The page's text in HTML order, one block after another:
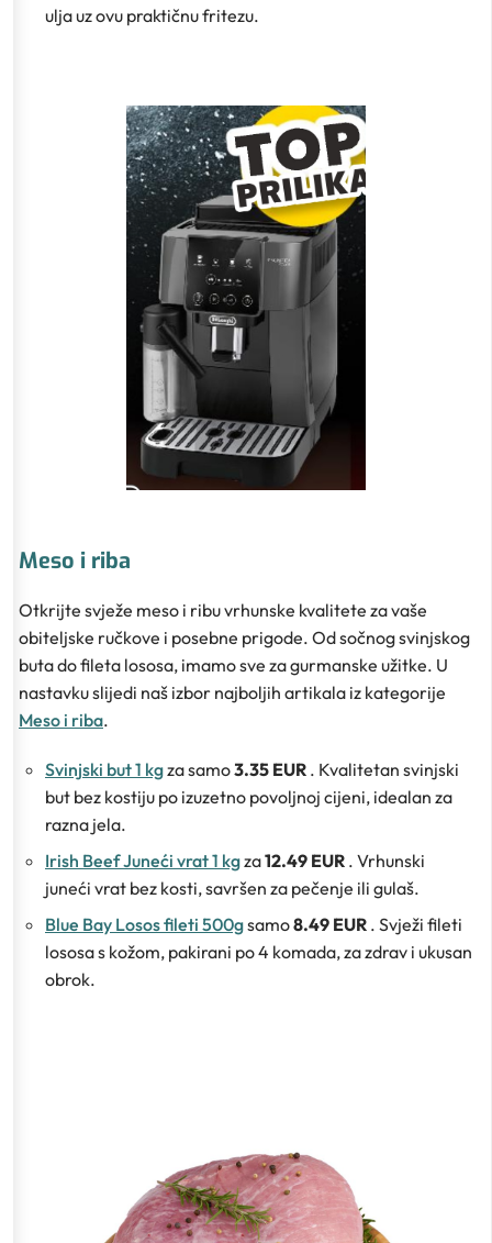
ulja uz ovu praktičnu fritezu.
Meso i riba
Otkrijte svježe meso i ribu vrhunske kvalitete za vaše
obiteljske ručkove i posebne prigode. Od sočnog svinjskog
buta do fileta lososa, imamo sve za gurmanske užitke. U
nastavku slijedi naš izbor najboljih artikala iz kategorije
Meso i riba.
Svinjski but 1 kgza samo3.35 EUR . Kvalitetan svinjski
but bez kostiju po izuzetno povoljnoj cijeni, idealan za
razna jela.
Irish Beef Juneći vrat 1 kgza12.49 EUR . Vrhunski
juneći vrat bez kosti, savršen za pečenje ili gulaš.
Blue Bay Losos fileti 500gsamo8.49 EUR . Svježi fileti
lososa s kožom, pakirani po 4 komada, za zdrav i ukusan
obrok.